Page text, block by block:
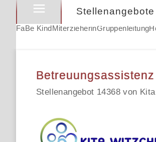
Stellenangebote
FaBe KindMiterzieherinGruppenleitung
Stellenangebot 14368 von